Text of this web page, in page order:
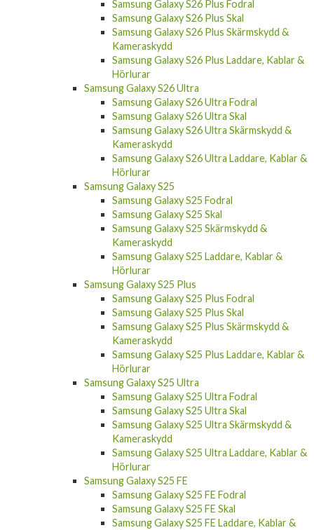
Samsung Galaxy S26 Plus Fodral
Samsung Galaxy S26 Plus Skal
Samsung Galaxy S26 Plus Skärmskydd &
Kameraskydd
Samsung Galaxy S26 Plus Laddare, Kablar &
Hörlurar
Samsung Galaxy S26 Ultra
Samsung Galaxy S26 Ultra Fodral
Samsung Galaxy S26 Ultra Skal
Samsung Galaxy S26 Ultra Skärmskydd &
Kameraskydd
Samsung Galaxy S26 Ultra Laddare, Kablar &
Hörlurar
Samsung Galaxy S25
Samsung Galaxy S25 Fodral
Samsung Galaxy S25 Skal
Samsung Galaxy S25 Skärmskydd &
Kameraskydd
Samsung Galaxy S25 Laddare, Kablar &
Hörlurar
Samsung Galaxy S25 Plus
Samsung Galaxy S25 Plus Fodral
Samsung Galaxy S25 Plus Skal
Samsung Galaxy S25 Plus Skärmskydd &
Kameraskydd
Samsung Galaxy S25 Plus Laddare, Kablar &
Hörlurar
Samsung Galaxy S25 Ultra
Samsung Galaxy S25 Ultra Fodral
Samsung Galaxy S25 Ultra Skal
Samsung Galaxy S25 Ultra Skärmskydd &
Kameraskydd
Samsung Galaxy S25 Ultra Laddare, Kablar &
Hörlurar
Samsung Galaxy S25 FE
Samsung Galaxy S25 FE Fodral
Samsung Galaxy S25 FE Skal
Samsung Galaxy S25 FE Laddare, Kablar &